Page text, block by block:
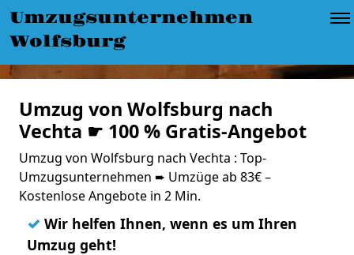
Umzugsunternehmen
Wolfsburg
Umzug von Wolfsburg nach
Vechta ☛ 100 % Gratis-Angebot
Umzug von Wolfsburg nach Vechta : Top-
Umzugsunternehmen ➨ Umzüge ab 83€ –
Kostenlose Angebote in 2 Min.
✓ Wir helfen Ihnen, wenn es um Ihren
Umzug geht!